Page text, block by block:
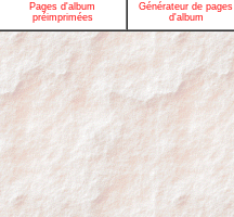
Pages d'album
préimprimées
Générateur de pages
d'album